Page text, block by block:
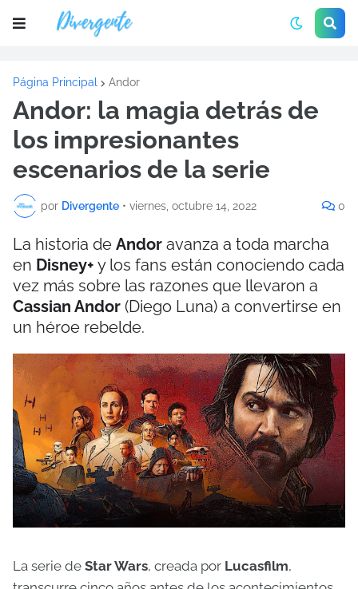
Página Principal Andor
Andor: la magia detrás de
los impresionantes
escenarios de la serie
por Divergente • viernes, octubre 14, 2022 0
La historia de Andor avanza a toda marcha
en Disney+ y los fans están conociendo cada
vez más sobre las razones que llevaron a
Cassian Andor (Diego Luna) a convertirse en
un héroe rebelde.
La serie de Star Wars, creada por Lucasfilm,